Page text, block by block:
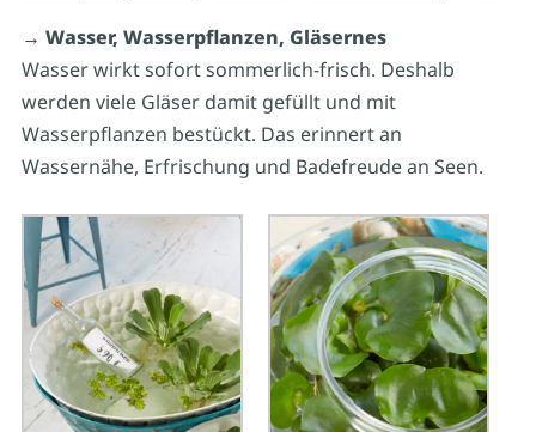
→ Wasser, Wasserpflanzen, Gläsernes
Wasser wirkt sofort sommerlich-frisch. Deshalb
werden viele Gläser damit gefüllt und mit
Wasserpflanzen bestückt. Das erinnert an
Wassernähe, Erfrischung und Badefreude an Seen.